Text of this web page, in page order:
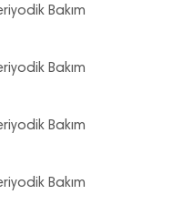
Bakım
Bakım
Bakım
Bakım